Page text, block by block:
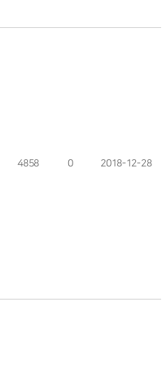
4858 0 2018-12-28